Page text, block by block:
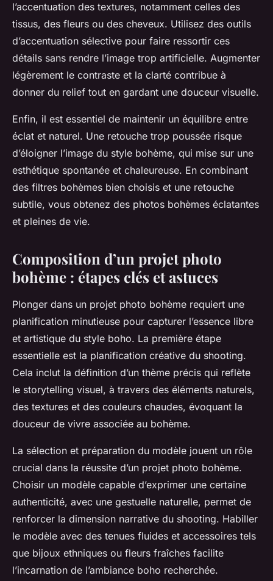
l’accentuation des textures, notamment celles des
tissus, des fleurs ou des cheveux. Utilisez des outils
d’accentuation sélective pour faire ressortir ces
détails sans rendre l’image trop artificielle. Augmenter
légèrement le contraste et la clarté contribue à
donner du relief tout en gardant une douceur visuelle.
Enfin, il est essentiel de maintenir un équilibre entre
éclat et naturel. Une retouche trop poussée risque
d’éloigner l’image du style bohème, qui mise sur une
esthétique spontanée et chaleureuse. En combinant
des filtres bohèmes bien choisis et une retouche
subtile, vous obtenez des photos bohèmes éclatantes
et pleines de vie.
Composition d’un projet photo
bohème : étapes clés et astuces
Plonger dans un projet photo bohème requiert une
planification minutieuse pour capturer l’essence libre
et artistique du style boho. La première étape
essentielle est la planification créative du shooting.
Cela inclut la définition d’un thème précis qui reflète
le storytelling visuel, à travers des éléments naturels,
des textures et des couleurs chaudes, évoquant la
douceur de vivre associée au bohème.
La sélection et préparation du modèle jouent un rôle
crucial dans la réussite d’un projet photo bohème.
Choisir un modèle capable d’exprimer une certaine
authenticité, avec une gestuelle naturelle, permet de
renforcer la dimension narrative du shooting. Habiller
le modèle avec des tenues fluides et accessoires tels
que bijoux ethniques ou fleurs fraîches facilite
l’incarnation de l’ambiance boho recherchée.